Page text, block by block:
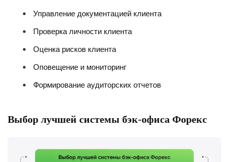
Управление документацией клиента
Проверка личности клиента
Оценка рисков клиента
Оповещение и мониторинг
Формирование аудиторских отчетов
Выбор лучшей системы бэк-офиса Форекс